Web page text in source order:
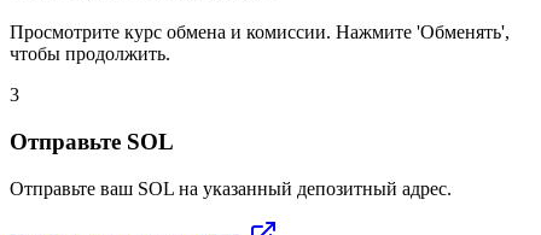
Просмотрите курс обмена и комиссии. Нажмите 'Обменять',
чтобы продолжить.
3
Отправьте SOL
Отправьте ваш SOL на указанный депозитный адрес.